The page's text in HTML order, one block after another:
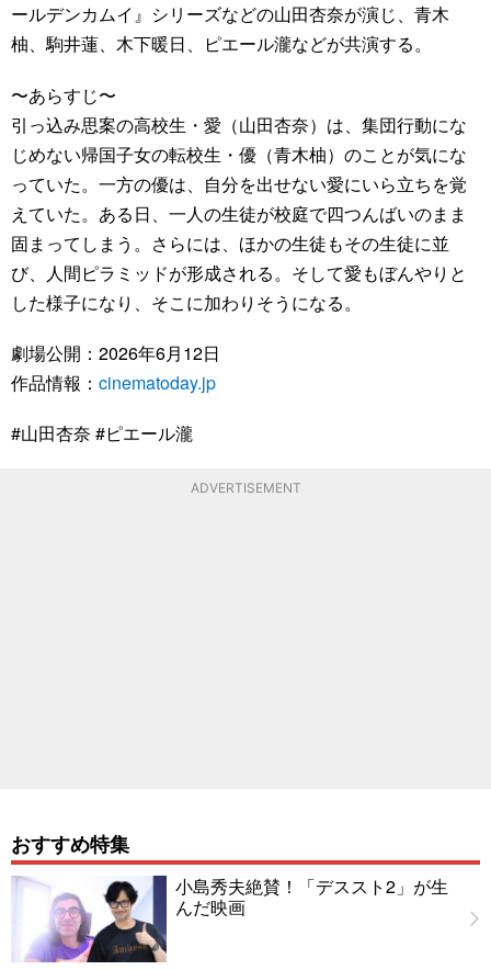
ールデンカムイ』シリーズなどの山田杏奈が演じ、青木
柚、駒井蓮、木下暖日、ピエール瀧などが共演する。
〜あらすじ〜
引っ込み思案の高校生・愛（山田杏奈）は、集団行動にな
じめない帰国子女の転校生・優（青木柚）のことが気にな
っていた。一方の優は、自分を出せない愛にいら立ちを覚
えていた。ある日、一人の生徒が校庭で四つんばいのまま
固まってしまう。さらには、ほかの生徒もその生徒に並
び、人間ピラミッドが形成される。そして愛もぼんやりと
した様子になり、そこに加わりそうになる。
劇場公開：2026年6月12日
作品情報： cinematoday.jp
#山田杏奈 #ピエール瀧
ADVERTISEMENT
おすすめ特集
小島秀夫絶賛！「デススト2」が生
んだ映画